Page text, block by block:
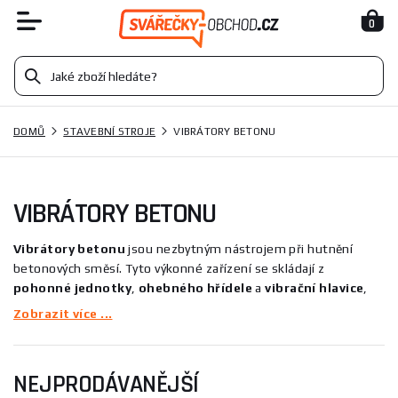
0
DOMŮ STAVEBNÍ STROJE VIBRÁTORY BETONU
VIBRÁTORY BETONU
Vibrátory betonu jsou nezbytným nástrojem při hutnění
betonových směsí. Tyto výkonné zařízení se skládají z
pohonné jednotky, ohebného hřídele avibrační hlavice
které společně umožňují dosáhnout optimálních vlastností
směsi, jsou vybavení vibrátory betonu schopny efektivně
kvalitu výsledného betonu.
Zobrazit více ...
NEJPRODÁVANĚJŠÍ